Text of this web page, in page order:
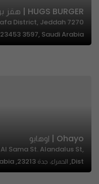
HUGS BURGER | هقز برجر
Safa District, Jeddah
23453 3597, Saudi Arabia
Ohayo | اوهايو
Sama St. Alandalus St,
Dist, الحمراء، جدة 23213, Saudi Arabia